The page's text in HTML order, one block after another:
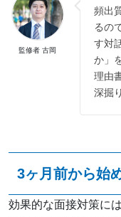
監修者 古岡
頻出
るの
す対
か」
理由
深掘
3ヶ月前から始
効果的な面接対策に